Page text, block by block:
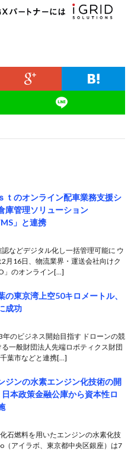
ｔのオンライン配車業務支援シ
庫管理ソリューション
」と連携
などデジタル化し一括管理可能に ウ
月16日、物流業界・運送会社向けク
」のオンライン[…]
の東京湾上空50キロメートル、
成功
のビジネス開始目指す ドローンの競
一般財団法人先端ロボティクス財団
葉市などと連携[…]
ジンの水素エンジン化技術の開
本政策金融公庫から資本性ロ
石燃料を用いたエンジンの水素化技
（アイラボ、東京都中央区銀座）は7